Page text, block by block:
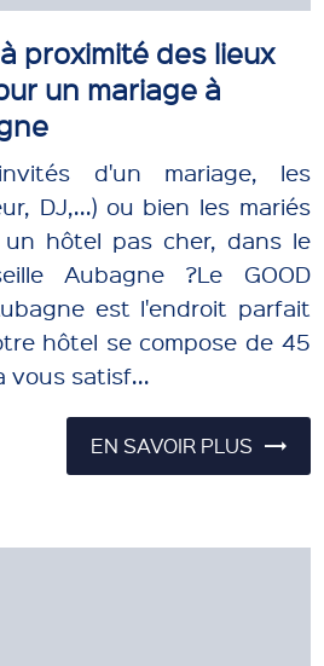
proximité des lieux
un mariage à
d'un mariage, les
DJ,...) ou bien les mariés
hôtel pas cher, dans le
Aubagne ?Le GOOD
est l'endroit parfait
hôtel se compose de 45
vous satisf...
EN SAVOIR PLUS